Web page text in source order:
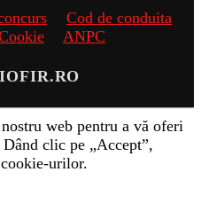
Cod de conduita
ANPC
web pentru a vă oferi
clic pe „Accept”,
urilor.